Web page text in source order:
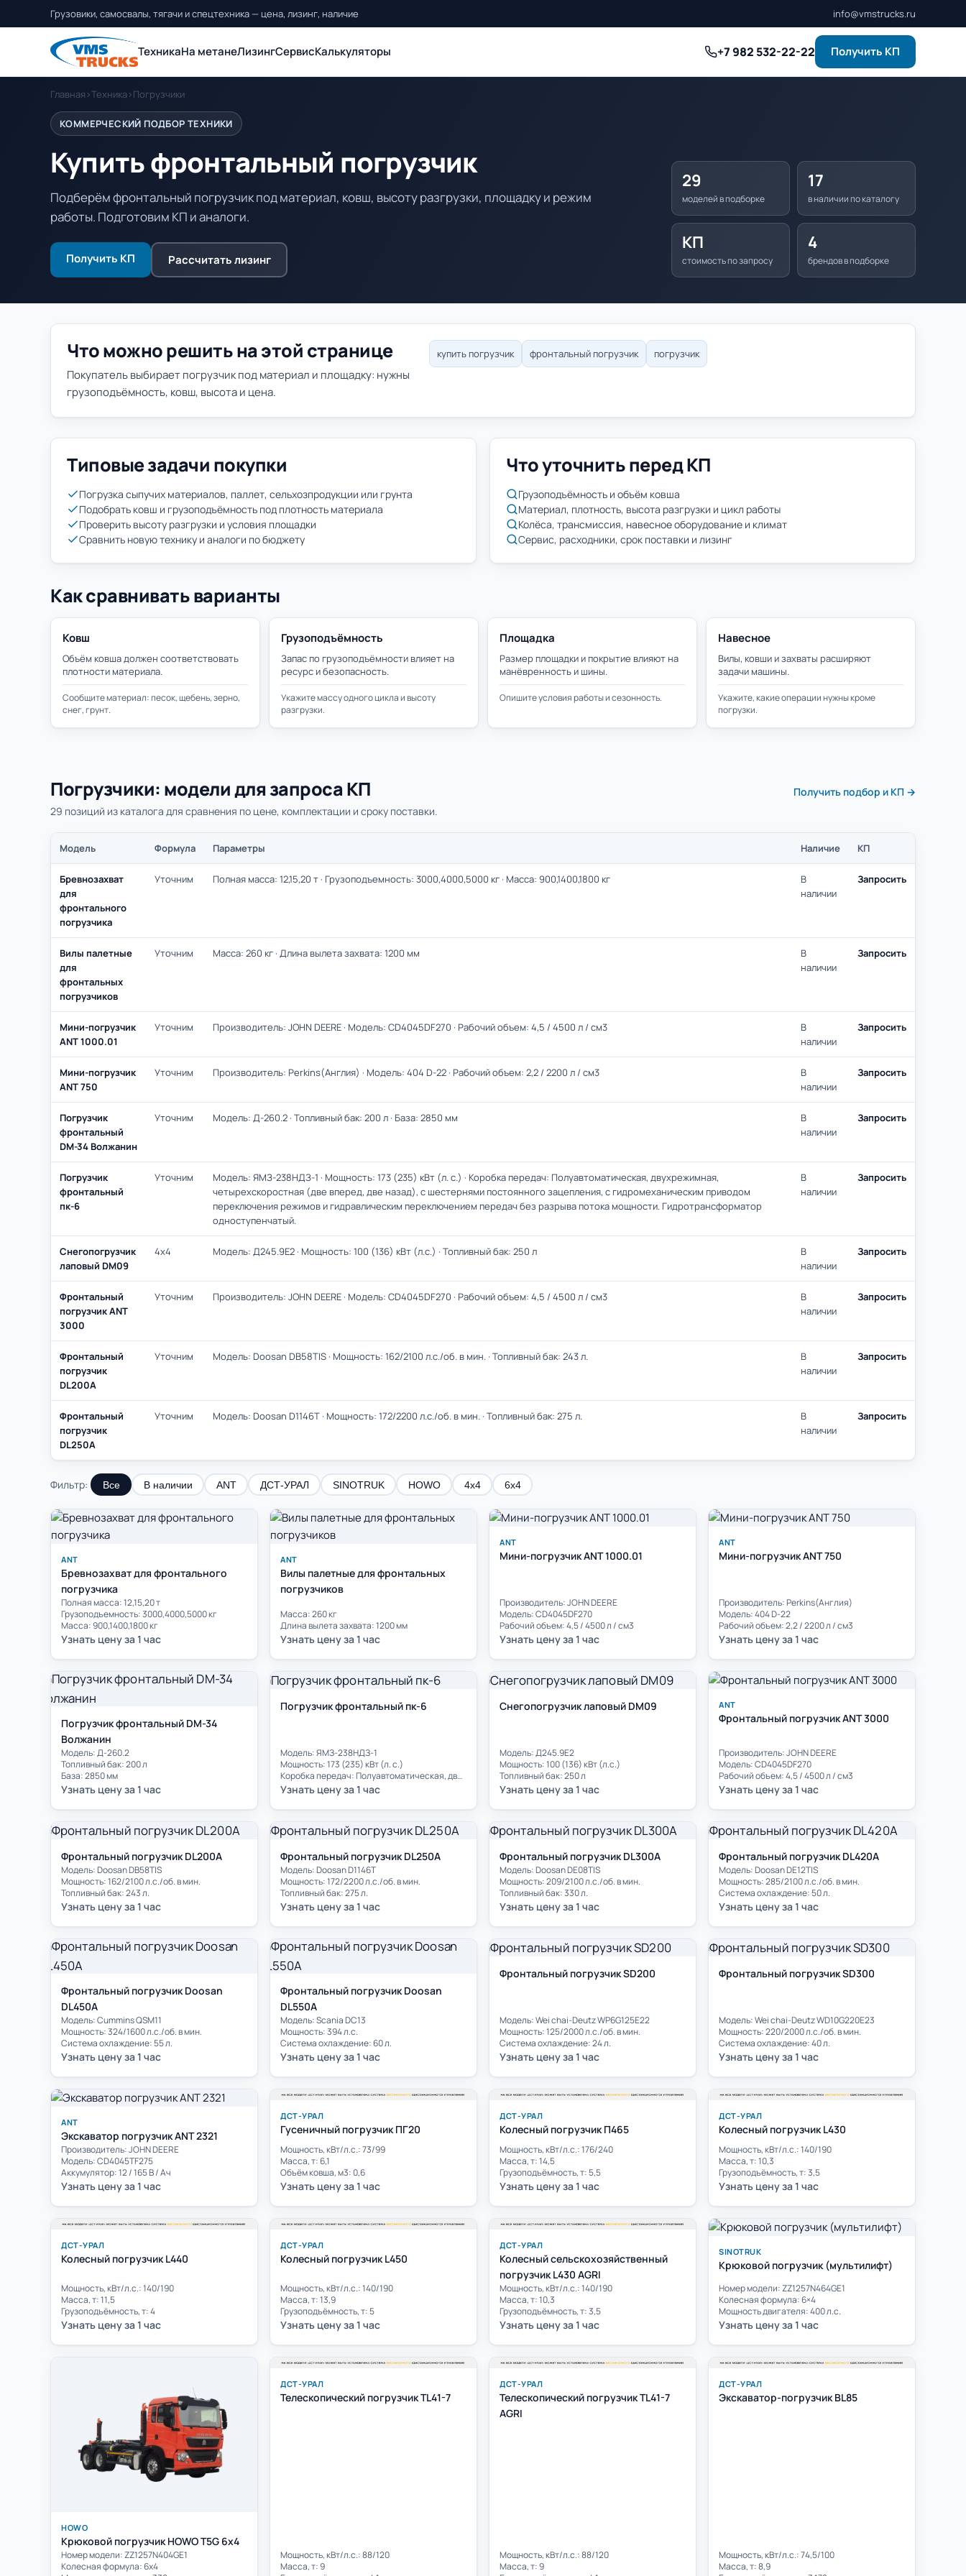
Грузовики, самосвалы, тягачи и спецтехника — цена, лизинг, наличие info@vmstrucks.ru
ТехникаНа метанеЛизингСервисКалькуляторы +7 982 532-22-22 Получить КП
Главная ›Техника›Погрузчики
КОММЕРЧЕСКИЙ ПОДБОР ТЕХНИКИ
Купить фронтальный погрузчик
Подберём фронтальный погрузчик под материал, ковш, высоту разгрузки, площадку и режим
работы. Подготовим КП и аналоги.
Получить КП Рассчитать лизинг
29
моделей в подборке
17
в наличии по каталогу
КП
стоимость по запросу
4
брендов в подборке
Что можно решить на этой странице
Покупатель выбирает погрузчик под материал и площадку: нужны
грузоподъёмность, ковш, высота и цена.
купить погрузчик фронтальный погрузчик погрузчик
Типовые задачи покупки
Погрузка сыпучих материалов, паллет, сельхозпродукции или грунта
Подобрать ковш и грузоподъёмность под плотность материала
Проверить высоту разгрузки и условия площадки
Сравнить новую технику и аналоги по бюджету
Что уточнить перед КП
Грузоподъёмность и объём ковша
Материал, плотность, высота разгрузки и цикл работы
Колёса, трансмиссия, навесное оборудование и климат
Сервис, расходники, срок поставки и лизинг
Как сравнивать варианты
Ковш
Объём ковша должен соответствовать
плотности материала.
Сообщите материал: песок, щебень, зерно,
снег, грунт.
Грузоподъёмность
Запас по грузоподъёмности влияет на
ресурс и безопасность.
Укажите массу одного цикла и высоту
разгрузки.
Площадка
Размер площадки и покрытие влияют на
манёвренность и шины.
Опишите условия работы и сезонность.
Навесное
Вилы, ковши и захваты расширяют
задачи машины.
Укажите, какие операции нужны кроме
погрузки.
Погрузчики: модели для запроса КП
29 позиций из каталога для сравнения по цене, комплектации и сроку поставки.
Получить подбор и КП →
Модель Формула Параметры Наличие КП
Бревнозахват
для
фронтального
погрузчика
Уточним Полная масса: 12,15,20 т · Грузоподъемность: 3000,4000,5000 кг · Масса: 900,1400,1800 кг
В
наличии
Запросить
Вилы палетные
для
фронтальных
погрузчиков
Уточним Масса: 260 кг · Длина вылета захвата: 1200 мм
В
наличии
Запросить
Мини-погрузчик
ANT 1000.01
Уточним Производитель: JOHN DEERE · Модель: CD4045DF270 · Рабочий объем: 4,5 / 4500 л / см3
В
наличии
Запросить
Мини-погрузчик
ANT 750
Уточним Производитель: Perkins(Англия) · Модель: 404 D-22 · Рабочий объем: 2,2 / 2200 л / см3
В
наличии
Запросить
Погрузчик
фронтальный
DM-34 Волжанин
Уточним Модель: Д-260.2 · Топливный бак: 200 л · База: 2850 мм
В
наличии
Запросить
Погрузчик
фронтальный
пк-6
Уточним
Модель: ЯМЗ-238НДЗ-1 · Мощность: 173 (235) кВт (л. с.) · Коробка передач: Полуавтоматическая, двухрежимная,
четырехскоростная (две вперед, две назад), с шестернями постоянного зацепления, с гидромеханическим приводом
переключения режимов и гидравлическим переключением передач без разрыва потока мощности. Гидротрансформатор
одноступенчатый.
В
наличии
Запросить
Снегопогрузчик
лаповый DM09
4х4 Модель: Д245.9E2 · Мощность: 100 (136) кВт (л.с.) · Топливный бак: 250 л
В
наличии
Запросить
Фронтальный
погрузчик ANT
3000
Уточним Производитель: JOHN DEERE · Модель: CD4045DF270 · Рабочий объем: 4,5 / 4500 л / см3
В
наличии
Запросить
Фронтальный
погрузчик
DL200A
Уточним Модель: Doosan DB58TIS · Мощность: 162/2100 л.с./об. в мин. · Топливный бак: 243 л.
В
наличии
Запросить
Фронтальный
погрузчик
DL250A
Уточним Модель: Doosan D1146T · Мощность: 172/2200 л.с./об. в мин. · Топливный бак: 275 л.
В
наличии
Запросить
Фильтр: Все В наличии ANT ДСТ-УРАЛ SINOTRUK HOWO 4х4 6х4
ANT
Бревнозахват для фронтального
погрузчика
Полная масса: 12,15,20 т
Грузоподъемность: 3000,4000,5000 кг
Масса: 900,1400,1800 кг
Узнать цену за 1 час
ANT
Вилы палетные для фронтальных
погрузчиков
Масса: 260 кг
Длина вылета захвата: 1200 мм
Узнать цену за 1 час
ANT
Мини-погрузчик ANT 1000.01
Производитель: JOHN DEERE
Модель: CD4045DF270
Рабочий объем: 4,5 / 4500 л / см3
Узнать цену за 1 час
ANT
Мини-погрузчик ANT 750
Производитель: Perkins(Англия)
Модель: 404 D-22
Рабочий объем: 2,2 / 2200 л / см3
Узнать цену за 1 час
Погрузчик фронтальный DM-34
Волжанин
Модель: Д-260.2
Топливный бак: 200 л
База: 2850 мм
Узнать цену за 1 час
Погрузчик фронтальный пк-6
Модель: ЯМЗ-238НДЗ-1
Мощность: 173 (235) кВт (л. с.)
Коробка передач: Полуавтоматическая, двухрежимная, четырехскоростная (две вперед, две назад), с шестернями постоянного зацепления, с гидромеханическим приводом переключения режимов и гидравлическим переключением передач без разрыва потока мощности. Гидротрансформатор одноступенчатый.
Узнать цену за 1 час
Снегопогрузчик лаповый DM09
Модель: Д245.9E2
Мощность: 100 (136) кВт (л.с.)
Топливный бак: 250 л
Узнать цену за 1 час
ANT
Фронтальный погрузчик ANT 3000
Производитель: JOHN DEERE
Модель: CD4045DF270
Рабочий объем: 4,5 / 4500 л / см3
Узнать цену за 1 час
Фронтальный погрузчик DL200A
Модель: Doosan DB58TIS
Мощность: 162/2100 л.с./об. в мин.
Топливный бак: 243 л.
Узнать цену за 1 час
Фронтальный погрузчик DL250A
Модель: Doosan D1146T
Мощность: 172/2200 л.с./об. в мин.
Топливный бак: 275 л.
Узнать цену за 1 час
Фронтальный погрузчик DL300A
Модель: Doosan DE08TIS
Мощность: 209/2100 л.с./об. в мин.
Топливный бак: 330 л.
Узнать цену за 1 час
Фронтальный погрузчик DL420A
Модель: Doosan DE12TIS
Мощность: 285/2100 л.с./об. в мин.
Система охлаждение: 50 л.
Узнать цену за 1 час
Фронтальный погрузчик Doosan
DL450A
Модель: Cummins QSM11
Мощность: 324/1600 л.с./об. в мин.
Система охлаждение: 55 л.
Узнать цену за 1 час
Фронтальный погрузчик Doosan
DL550А
Модель: Scania DC13
Мощность: 394 л.с.
Система охлаждение: 60 л.
Узнать цену за 1 час
Фронтальный погрузчик SD200
Модель: Wei chai-Deutz WP6G125E22
Мощность: 125/2000 л.с./об. в мин.
Система охлаждение: 24 л.
Узнать цену за 1 час
Фронтальный погрузчик SD300
Модель: Wei chai-Deutz WD10G220E23
Мощность: 220/2000 л.с./об. в мин.
Система охлаждение: 40 л.
Узнать цену за 1 час
ANT
Экскаватор погрузчик ANT 2321
Производитель: JOHN DEERE
Модель: CD4045ТF275
Аккумулятор: 12 / 165 В / Ач
Узнать цену за 1 час
ДСТ-УРАЛ
Гусеничный погрузчик ПГ20
Мощность, кВт/л.с.: 73/99
Масса, т: 6,1
Объём ковша, м3: 0,6
Узнать цену за 1 час
ДСТ-УРАЛ
Колесный погрузчик П465
Мощность, кВт/л.с.: 176/240
Масса, т: 14,5
Грузоподъёмность, т: 5,5
Узнать цену за 1 час
ДСТ-УРАЛ
Колесный погрузчик L430
Мощность, кВт/л.с.: 140/190
Масса, т: 10,3
Грузоподъёмность, т: 3,5
Узнать цену за 1 час
ДСТ-УРАЛ
Колесный погрузчик L440
Мощность, кВт/л.с.: 140/190
Масса, т: 11,5
Грузоподъёмность, т: 4
Узнать цену за 1 час
ДСТ-УРАЛ
Колесный погрузчик L450
Мощность, кВт/л.с.: 140/190
Масса, т: 13,9
Грузоподъёмность, т: 5
Узнать цену за 1 час
ДСТ-УРАЛ
Колесный сельскохозяйственный
погрузчик L430 AGRI
Мощность, кВт/л.с.: 140/190
Масса, т: 10,3
Грузоподъёмность, т: 3,5
Узнать цену за 1 час
SINOTRUK
Крюковой погрузчик (мультилифт)
Номер модели: ZZ1257N464GE1
Колесная формула: 6×4
Мощность двигателя: 400 л.с.
Узнать цену за 1 час
HOWO
Крюковой погрузчик HOWO T5G 6x4
Номер модели: ZZ1257N404GE1
Колесная формула: 6х4
ДСТ-УРАЛ
Телескопический погрузчик TL41-7
Мощность, кВт/л.с.: 88/120
Масса, т: 9
ДСТ-УРАЛ
Телескопический погрузчик TL41-7
AGRI
Мощность, кВт/л.с.: 88/120
Масса, т: 9
ДСТ-УРАЛ
Экскаватор-погрузчик BL85
Мощность, кВт/л.с.: 74,5/100
Масса, т: 8,9